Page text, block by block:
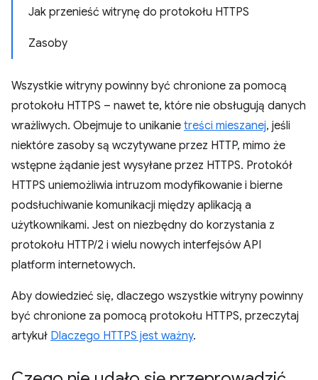
Jak przenieść witrynę do protokołu HTTPS
Zasoby
Wszystkie witryny powinny być chronione za pomocą
protokołu HTTPS – nawet te, które nie obsługują danych
wrażliwych. Obejmuje to unikanie treści mieszanej, jeśli
niektóre zasoby są wczytywane przez HTTP, mimo że
wstępne żądanie jest wysyłane przez HTTPS. Protokół
HTTPS uniemożliwia intruzom modyfikowanie i bierne
podsłuchiwanie komunikacji między aplikacją a
użytkownikami. Jest on niezbędny do korzystania z
protokołu HTTP/2 i wielu nowych interfejsów API
platform internetowych.
Aby dowiedzieć się, dlaczego wszystkie witryny powinny
być chronione za pomocą protokołu HTTPS, przeczytaj
artykuł Dlaczego HTTPS jest ważny.